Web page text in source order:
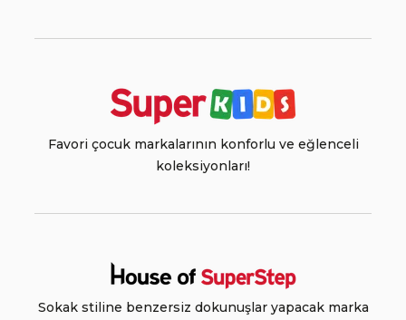
Favori çocuk markalarının konforlu ve eğlenceli
koleksiyonları!
Sokak stiline benzersiz dokunuşlar yapacak marka